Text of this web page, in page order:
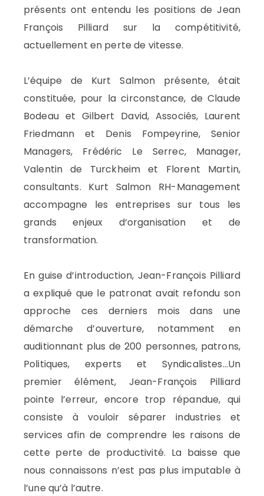
présents ont entendu les positions de Jean
François Pilliard sur la compétitivité,
actuellement en perte de vitesse.
L’équipe de Kurt Salmon présente, était
constituée, pour la circonstance, de Claude
Bodeau et Gilbert David, Associés, Laurent
Friedmann et Denis Fompeyrine, Senior
Managers, Frédéric Le Serrec, Manager,
Valentin de Turckheim et Florent Martin,
consultants. Kurt Salmon RH-Management
accompagne les entreprises sur tous les
grands enjeux d‘organisation et de
transformation.
En guise d’introduction, Jean-François Pilliard
a expliqué que le patronat avait refondu son
approche ces derniers mois dans une
démarche d’ouverture, notamment en
auditionnant plus de 200 personnes, patrons,
Politiques, experts et Syndicalistes…Un
premier élément, Jean-François Pilliard
pointe l’erreur, encore trop répandue, qui
consiste à vouloir séparer industries et
services afin de comprendre les raisons de
cette perte de productivité. La baisse que
nous connaissons n’est pas plus imputable à
l’une qu’à l’autre.